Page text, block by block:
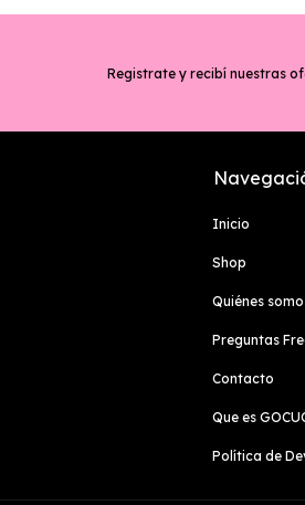
Registrate y recibí nuestras
Inicio
Shop
Quiénes
Preguntas
Contacto
Que es
Política de